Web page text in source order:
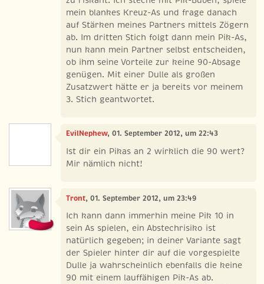
mein blankes Kreuz-As und frage danach
auf Stärken meines Partners mittels Zögern
ab. Im dritten Stich folgt dann mein Pik-As,
nun kann mein Partner selbst entscheiden,
ob ihm seine Vorteile zur keine 90-Absage
genügen. Mit einer Dulle als großen
Zusatzwert hätte er ja bereits vor meinem
3. Stich geantwortet.
EvilNephew, 01. September 2012, um 22:43
Ist dir ein Pikas an 2 wirklich die 90 wert?
Mir nämlich nicht!
Tront, 01. September 2012, um 23:49
Ich kann dann immerhin meine Pik 10 in
sein As spielen, ein Abstechrisiko ist
natürlich gegeben; in deiner Variante sagt
der Spieler hinter dir auf die vorgespielte
Dulle ja wahrscheinlich ebenfalls die keine
90 mit einem lauffähigen Pik-As ab.